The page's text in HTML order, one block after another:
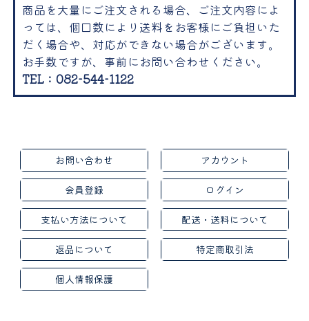
商品を大量にご注文される場合、ご注文内容によ
っては、個口数により送料をお客様にご負担いた
だく場合や、対応ができない場合がございます。
お手数ですが、事前にお問い合わせください。
TEL：082-544-1122
お問い合わせ アカウント
会員登録 ログイン
支払い方法について 配送・送料について
返品について 特定商取引法
個人情報保護